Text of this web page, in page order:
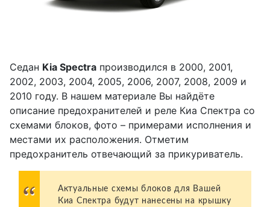
Седан Kia Spectra производился в 2000, 2001,
2002, 2003, 2004, 2005, 2006, 2007, 2008, 2009 и
2010 году. В нашем материале Вы найдёте
описание предохранителей и реле Киа Спектра со
схемами блоков, фото – примерами исполнения и
местами их расположения. Отметим
предохранитель отвечающий за прикуриватель.
Актуальные схемы блоков для Вашей
Киа Спектра будут нанесены на крышку